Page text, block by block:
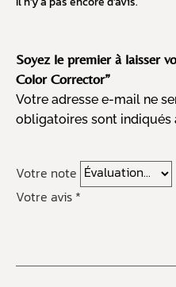
Soyez le premier à laisser
Color Corrector”
Votre adresse e-mail ne
obligatoires sont indiqués
Votre note
Votre avis *